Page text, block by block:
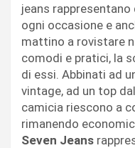
jeans
ogni occasione e
mattino a rovistare
comodi e pratici, la
di essi. Abbinati ad
vintage, ad un top
camicia riescono a
rimanendo
Seven Jeans